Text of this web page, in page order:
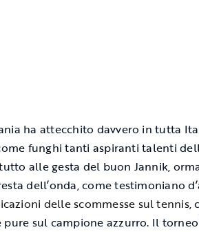
ha attecchito davvero in tutta
funghi tanti aspiranti talenti
alle gesta del buon Jannik,
dell’onda, come testimoniano
delle scommesse sul tennis,
sul campione azzurro. Il torneo